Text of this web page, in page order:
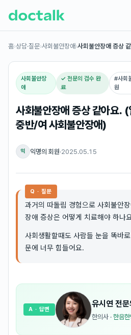
홈›상담·질문›사회불안장애›사회불안장애 증상
사회불안장
애
✓ 전문의 검수 완
료
#사회
원
사회불안장애 증상 같아요.
중반/여 사회불안장애)
익 익명의 회원·2025.05.15
Q · 질문
과거의 따돌림 경험으로 사회불안
장애 증상은 어떻게 치료해야 하나
사회생활할때도 사람들 눈을 똑바
문에 너무 힘들어요.
유시연 전문
한의사 · 한음
A · 답변